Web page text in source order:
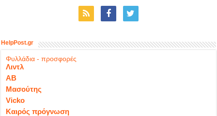
HelpPost.gr
Φυλλάδια - προσφορές
Λιντλ
ΑΒ
Μασούτης
Vicko
Καιρός πρόγνωση